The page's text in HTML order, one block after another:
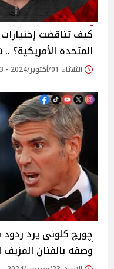
كيف تناقضت إختيارات
المتحدة الأمريكية؟
الثلاثاء 01/أكتوبر/2024 - 10:03 م
چورچ كلوني يرد ردود
وصفه بالفنان المزيف